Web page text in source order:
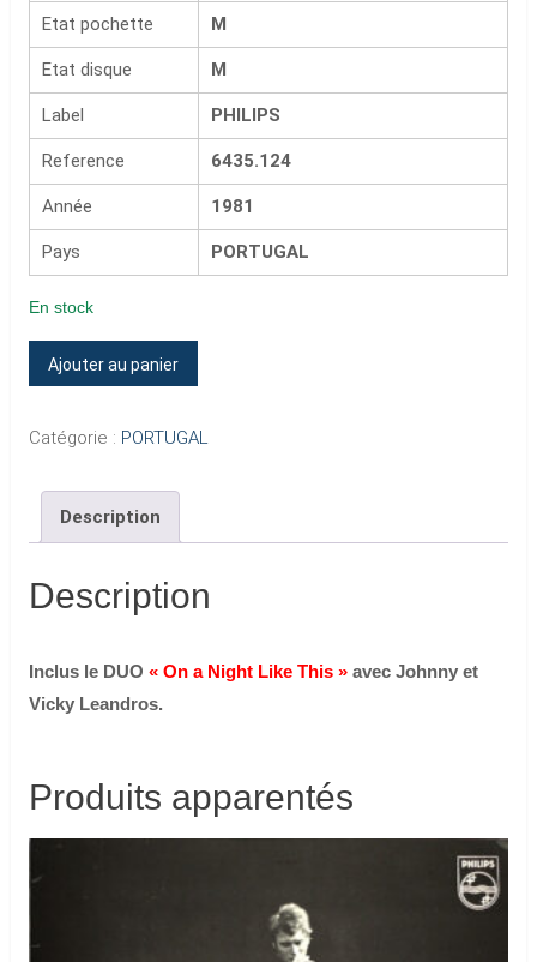
Etat pochette M
Etat disque M
Label PHILIPS
Reference 6435.124
Année 1981
Pays PORTUGAL
En stock
quantité
de
LEANDROS
DUO
"On
a
Like
This"
Ajouter au panier
Catégorie : PORTUGAL
Description
Description
Inclus le DUO « On a Night Like This »avec Johnny et
Vicky Leandros.
Produits apparentés